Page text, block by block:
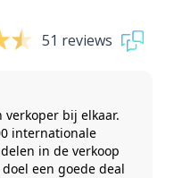
51 reviews
bij elkaar.
internationale
in de verkoop
een goede deal